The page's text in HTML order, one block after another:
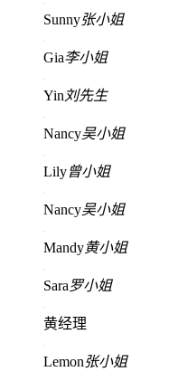
Sunny张小姐
Gia李小姐
Yin 刘先生
Nancy吴小姐
Lily曾小姐
Nancy吴小姐
Mandy黄小姐
Sara罗小姐
黄经理
Lemon张小姐